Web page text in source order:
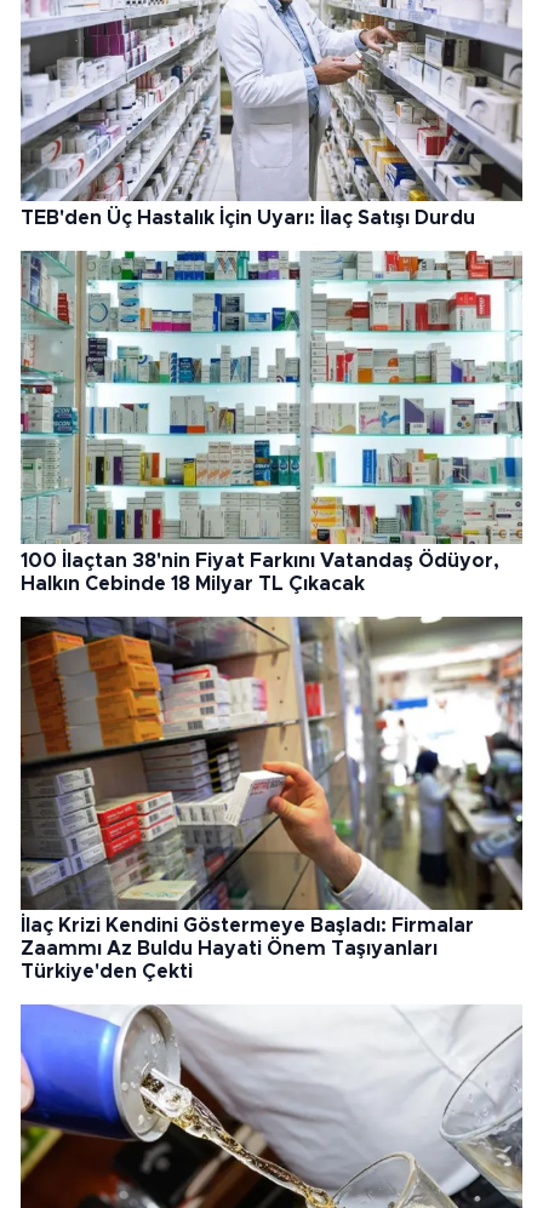
TEB'den Üç Hastalık İçin Uyarı: İlaç Satışı Durdu
100 İlaçtan 38'nin Fiyat Farkını Vatandaş Ödüyor,
Halkın Cebinde 18 Milyar TL Çıkacak
İlaç Krizi Kendini Göstermeye Başladı: Firmalar
Zaammı Az Buldu Hayati Önem Taşıyanları
Türkiye'den Çekti